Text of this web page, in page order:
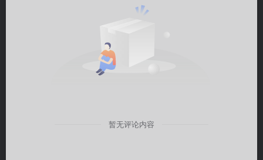
暂无评论内容